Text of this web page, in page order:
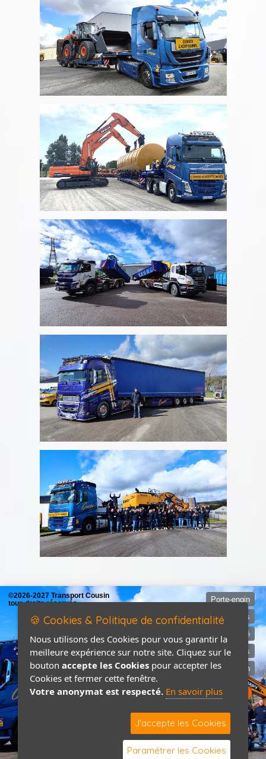
©2026-2027 Transport Cousin
tous droits réservés
Porte-engin
Mentions légales
Politique de confidentialité
Devis
Contact / Plan
🍪 Cookies & Politique de confidentialité
Nous utilisons des Cookies pour vous garantir la
meilleure expérience sur notre site. Cliquez sur le
bouton accepte les Cookies pour accepter les
Cookies et fermer cette fenêtre.
Votre anonymat est respecté. En savoir plus
J'accepte les Cookies
Paramétrer les Cookies